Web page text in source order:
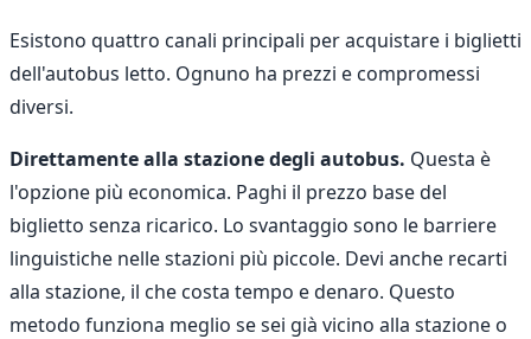
Esistono quattro canali principali per acquistare i biglietti
dell'autobus letto. Ognuno ha prezzi e compromessi
diversi.
Direttamente alla stazione degli autobus. Questa è
l'opzione più economica. Paghi il prezzo base del
biglietto senza ricarico. Lo svantaggio sono le barriere
linguistiche nelle stazioni più piccole. Devi anche recarti
alla stazione, il che costa tempo e denaro. Questo
metodo funziona meglio se sei già vicino alla stazione o